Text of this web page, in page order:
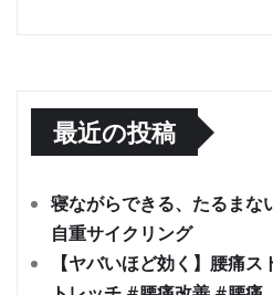
最近の投稿
寝ながらできる、たるまな
自重サイクリング
【ヤバいほど効く】腰痛